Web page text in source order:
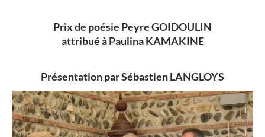
Prix de poésie Peyre GOIDOULIN
attribué à Paulina KAMAKINE
Présentation par Sébastien LANGLOYS